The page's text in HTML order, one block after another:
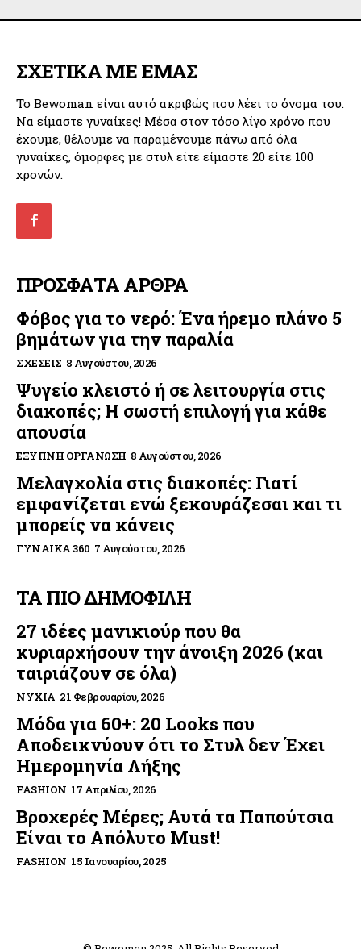
ΣΧΕΤΙΚΑ ΜΕ ΕΜΑΣ
Το Bewoman είναι αυτό ακριβώς που λέει το όνομα του.
Να είμαστε γυναίκες! Μέσα στον τόσο λίγο χρόνο που
έχουμε, θέλουμε να παραμένουμε πάνω από όλα
γυναίκες, όμορφες με στυλ είτε είμαστε 20 είτε 100
χρονών.
ΠΡΟΣΦΑΤΑ ΑΡΘΡΑ
Φόβος για το νερό: Ένα ήρεμο πλάνο 5
βημάτων για την παραλία
ΣΧΈΣΕΙΣ 8 Αυγούστου, 2026
Ψυγείο κλειστό ή σε λειτουργία στις
διακοπές; Η σωστή επιλογή για κάθε
απουσία
ΈΞΥΠΝΗ ΟΡΓΆΝΩΣΗ 8 Αυγούστου, 2026
Μελαγχολία στις διακοπές: Γιατί
εμφανίζεται ενώ ξεκουράζεσαι και τι
μπορείς να κάνεις
ΓΥΝΑΊΚΑ 360 7 Αυγούστου, 2026
ΤΑ ΠΙΟ ΔΗΜΟΦΙΛΗ
27 ιδέες μανικιούρ που θα
κυριαρχήσουν την άνοιξη 2026 (και
ταιριάζουν σε όλα)
ΝΎΧΙΑ 21 Φεβρουαρίου, 2026
Μόδα για 60+: 20 Looks που
Αποδεικνύουν ότι το Στυλ δεν Έχει
Ημερομηνία Λήξης
FASHION 17 Απριλίου, 2026
Βροχερές Μέρες; Αυτά τα Παπούτσια
Είναι το Απόλυτο Must!
FASHION 15 Ιανουαρίου, 2025